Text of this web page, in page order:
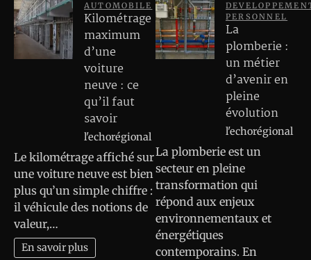
AUTOMOBILE
Kilométrage
maximum
d’une
voiture
neuve : ce
qu’il faut
savoir
l'echorégional
Le kilométrage affiché sur
une voiture neuve est bien
plus qu’un simple chiffre :
il véhicule des notions de
valeur,…
En savoir plus
PERSONNEL
La
plomberie :
un métier
d’avenir en
pleine
évolution
l'echorégional
La plomberie est un
secteur en pleine
transformation qui
répond aux enjeux
environnementaux et
énergétiques
contemporains. En